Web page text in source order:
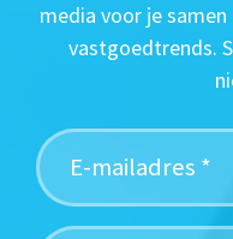
media voor je
vastgoedtrends.